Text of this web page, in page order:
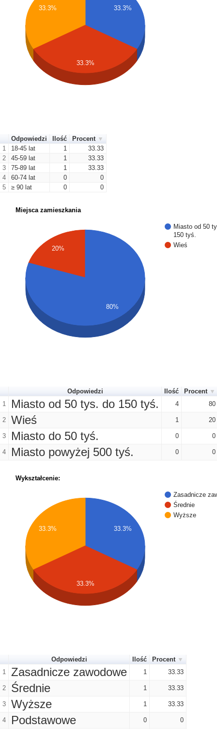
33.3%
33.3%
33.3%
Odpowiedzi Ilość
Procent
1
18-45 lat 1
33.33
2
45-59 lat 1
33.33
3
75-89 lat 1
33.33
4
60-74 lat 0
0
5
≥ 90 lat 0 0
Miejsca zamieszkania
Miasto od 50
150 tyś.
Wieś
20%
80%
Odpowiedzi Ilość
Procent
1
Miasto od 50 tys. do 150 tyś. 4 80
2 Wieś 1 20
3 Miasto do 50 tyś. 0 0
4 Miasto powyżej 500 tyś. 0 0
Wykształcenie:
Zasadnicze
Średnie
Wyższe
33.3%
33.3%
33.3%
Odpowiedzi Ilość
Procent
1
Zasadnicze zawodowe 1 33.33
2 Średnie 1 33.33
3 Wyższe 1 33.33
4 Podstawowe 0 0